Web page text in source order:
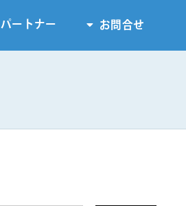
パートナー お問合せ